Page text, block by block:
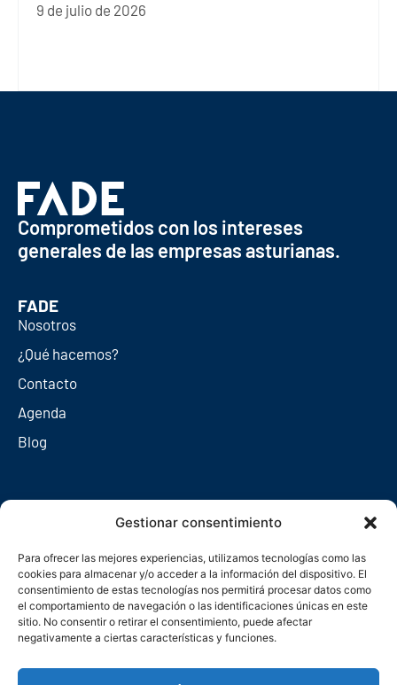
Gestionar consentimiento
Para ofrecer las mejores experiencias, utilizamos tecnologías como las
cookies para almacenar y/o acceder a la información del dispositivo. El
consentimiento de estas tecnologías nos permitirá procesar datos como
el comportamiento de navegación o las identificaciones únicas en este
sitio. No consentir o retirar el consentimiento, puede afectar
negativamente a ciertas características y funciones.
9 de julio de 2026
Comprometidos con los intereses
generales de las empresas asturianas.
FADE
Nosotros
¿Qué hacemos?
Contacto
Agenda
Blog
Redes sociales